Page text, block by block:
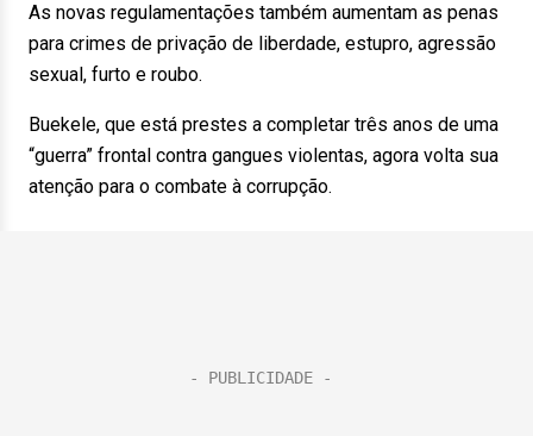
As novas regulamentações também aumentam as penas
para crimes de privação de liberdade, estupro, agressão
sexual, furto e roubo.
Buekele, que está prestes a completar três anos de uma
“guerra” frontal contra gangues violentas, agora volta sua
atenção para o combate à corrupção.